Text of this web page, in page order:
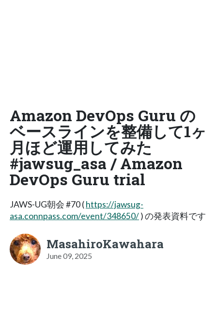
Amazon DevOps Guru の
ベースラインを整備して1ヶ
月ほど運用してみた
#jawsug_asa / Amazon
DevOps Guru trial
JAWS-UG朝会 #70 (https://jawsug-
asa.connpass.com/event/348650/) の発表資料です
MasahiroKawahara
June 09, 2025